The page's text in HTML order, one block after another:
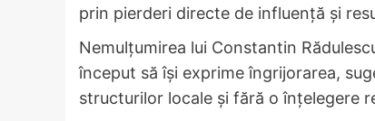
prin pierderi directe de influență și
Nemulțumirea lui Constantin
început să își exprime îngrijorarea,
structurilor locale și fără o înțelegere